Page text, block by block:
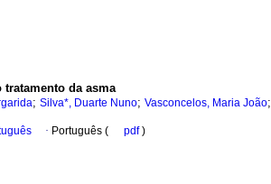
tratamento da asma
; Silva*, Duarte Nuno; Vasconcelos, Maria João;
· Português ( pdf)